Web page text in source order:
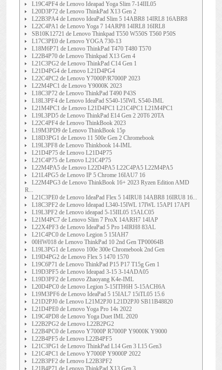
L19C4PF4 de Lenovo Ideapad Yoga Slim 7-14IIL05
L20D3P72 de Lenovo ThinkPad X13 Gen 2
L22B3PA4 de Lenovo IdeaPad Slim 5 14ABR8 14IRL8 16ABR8
L22C4PA1 de Lenovo Yoga 7 14ARP8 14IRL8 16IRL8
SB10K12721 de Lenovo Thinkpad T550 W550S T560 P50S
L17C3PE0 de Lenovo YOGA 730-13
L18M6P71 de Lenovo ThinkPad T470 T480 T570
L22B4P70 de Lenovo Thinkpad X13 Gen 4
L21C3PG2 de Lenovo ThinkPad C14 Gen 1
L21D4PG4 de Lenovo L21D4PG4
L22C4PC2 de Lenovo Y7000P/R7000P 2023
L22M4PC1 de Lenovo Y9000K 2023
L18C3P72 de Lenovo ThinkPad T490 P43S
L18L3PF4 de Lenovo IdeaPad S540-15IWL S540-IML
L21M4PC1 de Lenovo L21D4PC1 L21C4PC1 L21M4PC1
L19L3PD5 de Lenovo ThinkPad E14 Gen 2 20T6 20TA
L22C4PF4 de Lenovo ThinkBook 2023
L19M3PD9 de Lenovo ThinkBook 15p
L18D3PG1 de Lenovo 11 500e Gen 2 Chromebook
L19L3PF8 de Lenovo Thinkbook 14-IML
L21D4P75 de Lenovo L21D4P75
L21C4P75 de Lenovo L21C4P75
L22M4PA5 de Lenovo L22D4PA5 L22C4PA5 L22M4PA5
L21L4PG5 de Lenovo IP 5 Chrome 16IAU7 16
L22M4PG3 de Lenovo ThinkBook 16+ 2023 Ryzen Edition AMD
R...
L21C3PE0 de Lenovo IdeaPad Flex 5 14IRU8 14ABR8 16IRU8 16...
L18C3PF2 de Lenovo Ideapad L340-15IWL 17IWL 15API 17API
L19L3PF2 de Lenovo ideapad 5-15IIL05 15ALC05
L21M4PC7 de Lenovo Slim 7 ProX 14ARH7 14IAP
L22X4PF3 de Lenovo IdeaPad 5 Pro 14IRH8 83AL
L21C4PC0 de Lenovo Legion 5 15IAH7
00HW018 de Lenovo ThinkPad 10 2nd Gen TP00064B
L19L3PG1 de Lenovo 100e 300e Chromebook 2nd Gen
L19D4PG2 de Lenovo Flex 5 1470 1570
L19C6P71 de Lenovo ThinkPad P15 P17 T15g Gen 1
L19D3PF5 de Lenovo Ideapad 3-15 3-14ADA05
L19D3PF2 de Lenovo Zhaoyang K4e-IML
L20D4PC0 de Lenovo Legion 5-15ITH6H 5-15ACH6A
L19M3PF6 de Lenovo IdeaPad 5 15IAL7 15iTL05 15.6
L21D2PJ0 de Lenovo L21M2PJ0 L21D2PJ0 SB11B48820
L21D4PE0 de Lenovo Yoga Pro 14s 2022
L19C4PD8 de Lenovo Yoga Duet IML 2020
L22B2PG2 de Lenovo L22B2PG2
L22B4PC0 de Lenovo Y7000P R7000P Y9000K Y9000
L22B4PF5 de Lenovo L22B4PF5
L21C3PG1 de Lenovo ThinkPad L14 Gen 3 L15 Gen3
L21C4PC1 de Lenovo Y7000P Y9000P 2022
L22B3PF2 de Lenovo L22B3PF2
L21B4P71 de Lenovo ThinkPad X13 Gen 3